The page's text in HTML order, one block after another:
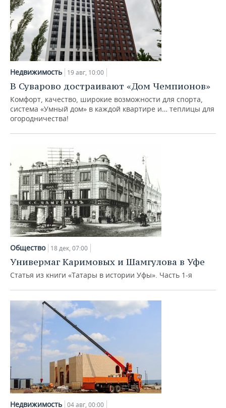
Недвижимость 19 авг, 10:00
В Суварово достраивают «Дом Чемпионов»
Комфорт, качество, широкие возможности для спорта,
система «Умный дом» в каждой квартире и… теплицы для
огородничества!
Общество 18 дек, 07:00
Универмаг Каримовых и Шамгулова в Уфе
Статья из книги «Татары в истории Уфы». Часть 1-я
Недвижимость 04 авг, 00:00